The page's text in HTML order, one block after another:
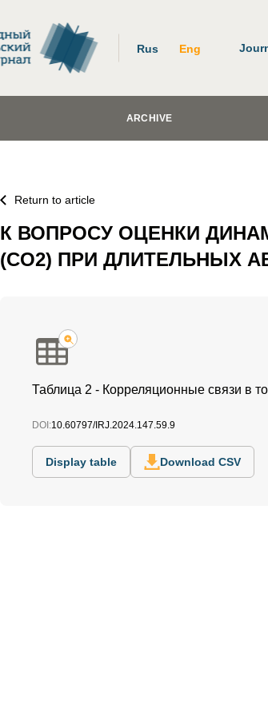
Rus Eng
ARCHIVE
Return to article
К ВОПРОСУ ОЦЕНКИ
(CO2) ПРИ ДЛИТЕЛЬНЫХ
Таблица 2 - Корреляционные связи в
DOI:10.60797/IRJ.2024.147.59.9
Display table Download CSV